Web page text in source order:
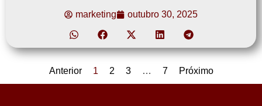
marketing outubro 30, 2025
Anterior 1 2 3 … 7 Próximo